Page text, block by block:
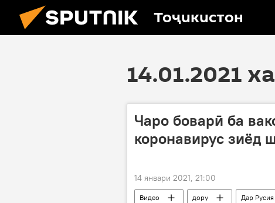
Тоҷикистон
14.01.2021
Чаро боварӣ ба
коронавирус зиёд
14 январи 2021, 21:00
Видео дору Дар Русия